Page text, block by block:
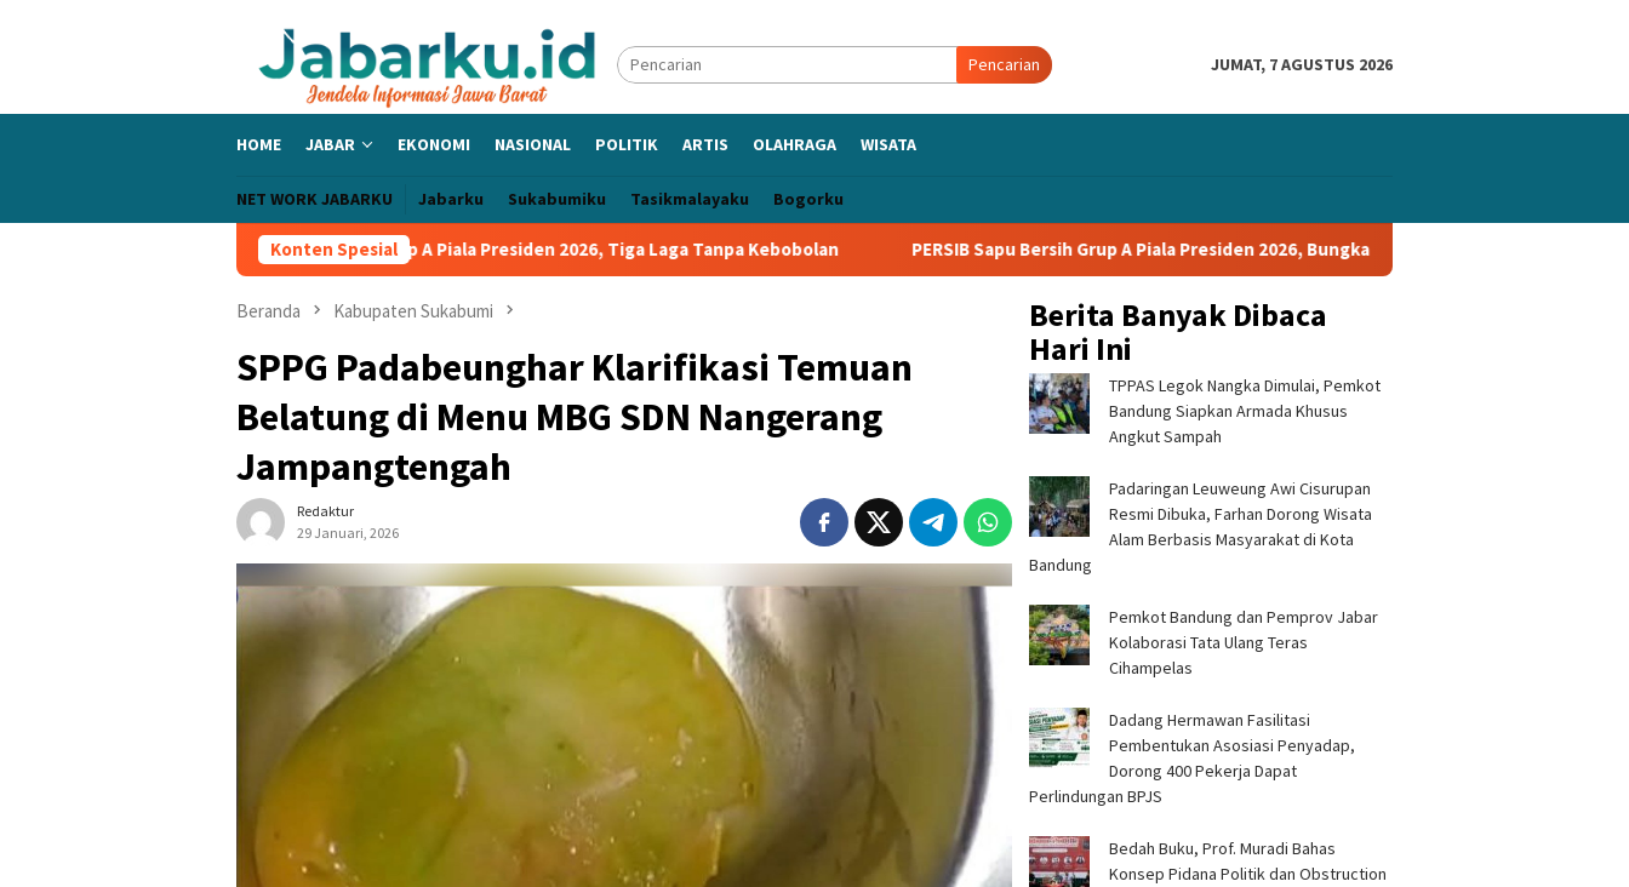
Pencarian JUMAT, 7 AGUSTUS 2026
HOME JABAR EKONOMI NASIONAL POLITIK ARTIS OLAHRAGA WISATA
NET WORK JABARKU Jabarku Sukabumiku Tasikmalayaku Bogorku
Konten Spesial
PERSIB Sapu Bersih Grup A Piala Presiden 2026, Tiga Laga Tanpa Kebobolan PERSIB Sapu Bersih Grup A Piala Presiden 2026, Bungkam Tampines Rovers 1-0 dan Lolos ke Semifinal
Beranda Kabupaten Sukabumi
SPPG Padabeunghar Klarifikasi Temuan
Belatung di Menu MBG SDN Nangerang
Jampangtengah
Redaktur
29 Januari, 2026
Berita Banyak Dibaca
Hari Ini
TPPAS Legok Nangka Dimulai, Pemkot
Bandung Siapkan Armada Khusus
Angkut Sampah
Padaringan Leuweung Awi Cisurupan
Resmi Dibuka, Farhan Dorong Wisata
Alam Berbasis Masyarakat di Kota
Bandung
Pemkot Bandung dan Pemprov Jabar
Kolaborasi Tata Ulang Teras
Cihampelas
Dadang Hermawan Fasilitasi
Pembentukan Asosiasi Penyadap,
Dorong 400 Pekerja Dapat
Perlindungan BPJS
Bedah Buku, Prof. Muradi Bahas
Konsep Pidana Politik dan Obstruction